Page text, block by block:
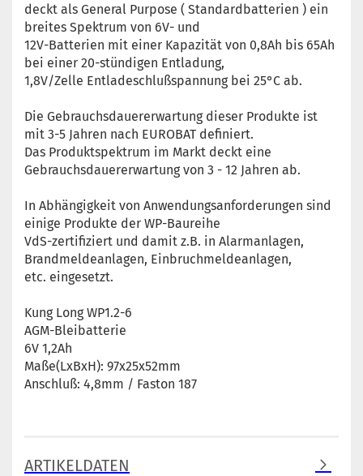
deckt als General Purpose ( Standardbatterien ) ein
breites Spektrum von 6V- und
12V-Batterien mit einer Kapazität von 0,8Ah bis 65Ah
bei einer 20-stündigen Entladung,
1,8V/Zelle Entladeschlußspannung bei 25°C ab.
Die Gebrauchsdauererwartung dieser Produkte ist
mit 3-5 Jahren nach EUROBAT definiert.
Das Produktspektrum im Markt deckt eine
Gebrauchsdauererwartung von 3 - 12 Jahren ab.
In Abhängigkeit von Anwendungsanforderungen sind
einige Produkte der WP-Baureihe
VdS-zertifiziert und damit z.B. in Alarmanlagen,
Brandmeldeanlagen, Einbruchmeldeanlagen,
etc. eingesetzt.
Kung Long WP1.2-6
AGM-Bleibatterie
6V 1,2Ah
Maße(LxBxH): 97x25x52mm
Anschluß: 4,8mm / Faston 187
ARTIKELDATEN